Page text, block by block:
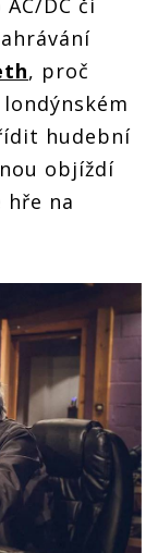
DC či
, proč
hudební
objíždí
hře na